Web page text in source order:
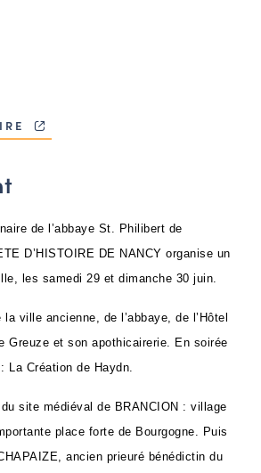
ET DE STAGE
Patrimoines de la Région Grand Est
et de patrimoine
de l’abbaye St. Philibert de
D’HISTOIRE DE NANCY organise un
les samedi 29 et dimanche 30 juin.
ville ancienne, de l’abbaye, de l’Hôtel
Greuze et son apothicairerie. En soirée
La Création de Haydn.
site médiéval de BRANCION : village
place forte de Bourgogne. Puis
ancien prieuré bénédictin du